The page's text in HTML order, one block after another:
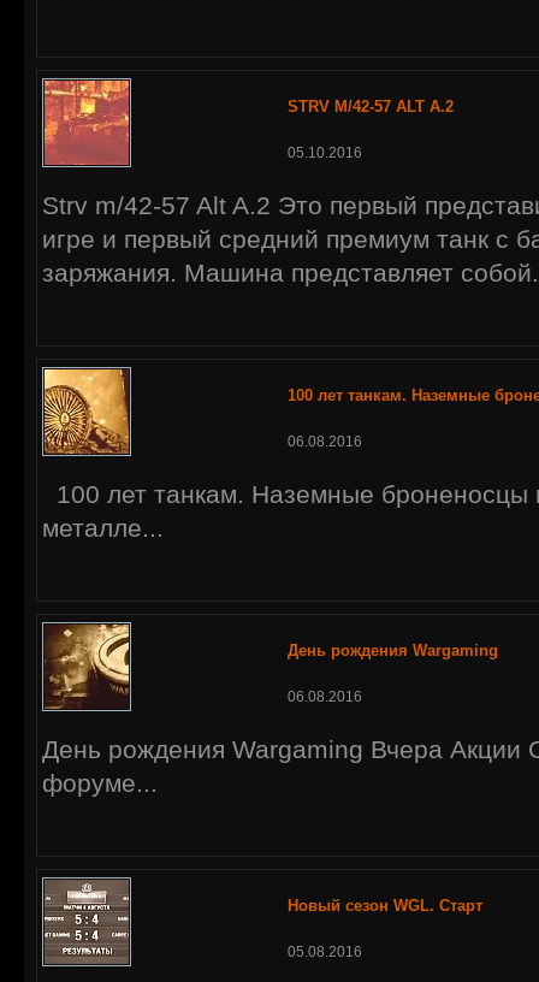
STRV M/42-57 ALT A.2
05.10.2016
Strv m/42-57 Alt A.2 Это первый
игре и первый средний премиум танк с
заряжания. Машина представляет
100 лет танкам. Наземные
06.08.2016
100 лет танкам. Наземные броненосцы
металле...
День рождения Wargaming
06.08.2016
День рождения Wargaming Вчера Акции
форуме...
Новый сезон WGL. Старт
05.08.2016